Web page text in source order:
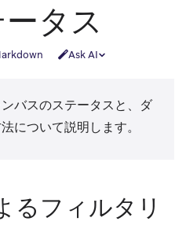
タス
Ask AI
バスのステータスと、ダ
について説明します。
るフィルタリ